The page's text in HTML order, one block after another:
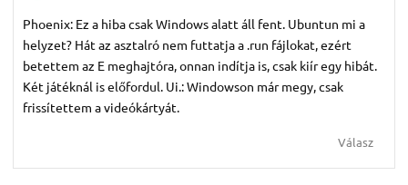
Phoenix: Ez a hiba csak Windows alatt áll fent. Ubuntun mi a
helyzet? Hát az asztalró nem futtatja a .run fájlokat, ezért
betettem az E meghajtóra, onnan indítja is, csak kiír egy hibát.
Két játéknál is előfordul. Ui.: Windowson már megy, csak
frissítettem a videókártyát.
Válasz